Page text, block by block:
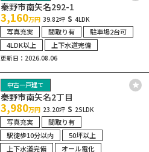
秦野市南矢名292-1
3,160万円 39.82坪s 4LDK
写真充実 間取り有
駐車場2台可
4LDK以上
上下水道完備
更新日：2026.08.06
中古一戸建て
秦野市南矢名2丁目
3,980万円 23.20坪s 2SLDK
写真充実
間取り有
駅徒歩10分以内
50坪以上
上下水道完備
オール電化